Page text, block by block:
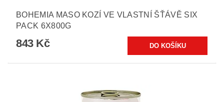
BOHEMIA MASO KOZÍ VE VLASTNÍ ŠŤÁVĚ SIX
PACK 6X800G
843 Kč